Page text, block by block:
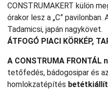
CONSTRUMAKERT külön
órakor lesz a „C”
Tadamicsi, japán nagykövet.
ÁTFOGÓ PIACI KÖRKÉP,
A CONSTRUMA FRONTÁL
tetőfedés, bádogosipar és az
homlokzatépítés